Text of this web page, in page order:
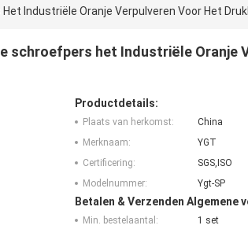
Industriële Oranje Verpulveren Voor Het
schroefpers het Industriële Oranje
Productdetails:
Plaats van herkomst:
China
Merknaam:
YGT
Certificering:
SGS,ISO
Modelnummer:
Ygt-SP
Betalen & Verzenden Algemene
Min. bestelaantal:
1 set